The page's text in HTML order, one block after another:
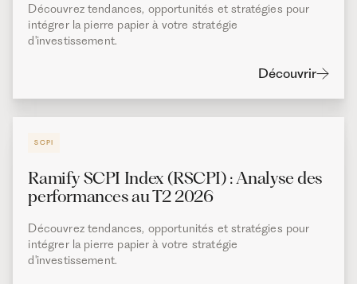
Découvrez tendances, opportunités et stratégies pour
intégrer la pierre papier à votre stratégie
d'investissement.
Découvrir
SCPI
Ramify SCPI Index (RSCPI) : Analyse des
performances au T2 2026
Découvrez tendances, opportunités et stratégies pour
intégrer la pierre papier à votre stratégie
d'investissement.